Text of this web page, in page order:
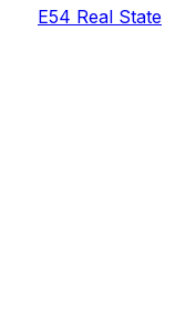
E54 Real State